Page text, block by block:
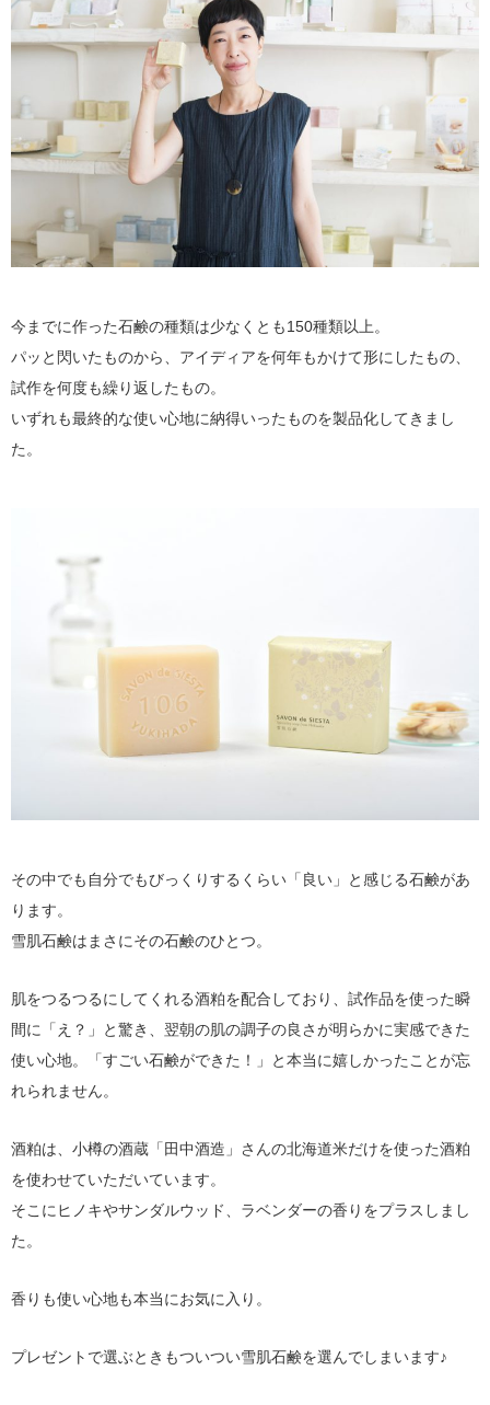
今までに作った石鹸の種類は少なくとも150種類以上。
パッと閃いたものから、アイディアを何年もかけて形にしたもの、
試作を何度も繰り返したもの。
いずれも最終的な使い心地に納得いったものを製品化してきまし
た。
その中でも自分でもびっくりするくらい「良い」と感じる石鹸があ
ります。
雪肌石鹸はまさにその石鹸のひとつ。
肌をつるつるにしてくれる酒粕を配合しており、試作品を使った瞬
間に「え？」と驚き、翌朝の肌の調子の良さが明らかに実感できた
使い心地。「すごい石鹸ができた！」と本当に嬉しかったことが忘
れられません。
酒粕は、小樽の酒蔵「田中酒造」さんの北海道米だけを使った酒粕
を使わせていただいています。
そこにヒノキやサンダルウッド、ラベンダーの香りをプラスしまし
た。
香りも使い心地も本当にお気に入り。
プレゼントで選ぶときもついつい雪肌石鹸を選んでしまいます♪